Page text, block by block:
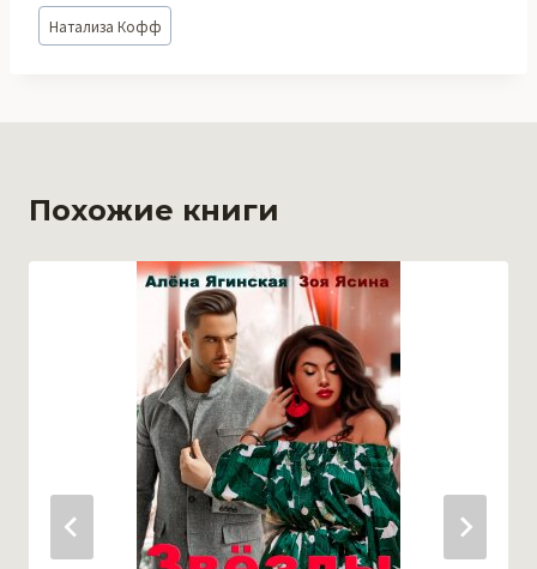
Метки
записи:
Натализа Кофф
Похожие книги